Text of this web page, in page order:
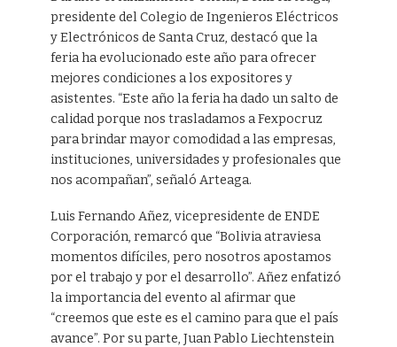
presidente del Colegio de Ingenieros Eléctricos
y Electrónicos de Santa Cruz, destacó que la
feria ha evolucionado este año para ofrecer
mejores condiciones a los expositores y
asistentes. “Este año la feria ha dado un salto de
calidad porque nos trasladamos a Fexpocruz
para brindar mayor comodidad a las empresas,
instituciones, universidades y profesionales que
nos acompañan”, señaló Arteaga.
Luis Fernando Añez, vicepresidente de ENDE
Corporación, remarcó que “Bolivia atraviesa
momentos difíciles, pero nosotros apostamos
por el trabajo y por el desarrollo”. Añez enfatizó
la importancia del evento al afirmar que
“creemos que este es el camino para que el país
avance”. Por su parte, Juan Pablo Liechtenstein